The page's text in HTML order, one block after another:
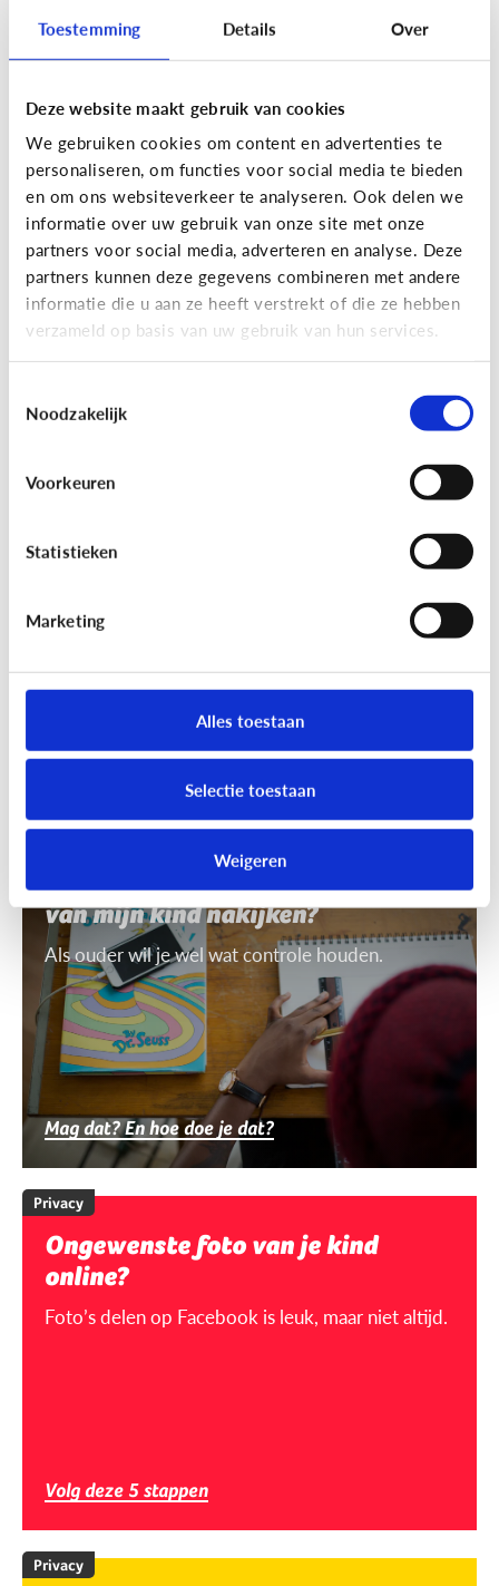
Toestemming Details Over
Deze website maakt gebruik van cookies
We gebruiken cookies om content en advertenties te
personaliseren, om functies voor social media te bieden
en om ons websiteverkeer te analyseren. Ook delen we
informatie over uw gebruik van onze site met onze
partners voor social media, adverteren en analyse. Deze
partners kunnen deze gegevens combineren met andere
informatie die u aan ze heeft verstrekt of die ze hebben
verzameld op basis van uw gebruik van hun services.
Noodzakelijk
Voorkeuren
Statistieken
Marketing
Alles toestaan
Selectie toestaan
Weigeren
Privacy
Moet ik aan mijn kind uitleggen
wat 'recht op afbeelding' is?
Staat jou kind stil bij het maken en verspreiden
van foto’s en filmpjes waar anderen op staan? Of
deelt jouw kind zomaar alles van iedereen op
Facebook of Snapchat?
Privacy
op afbeelding’ is
gebruiken. Daarvoor heb je toestemming nodig.
Mag ik de smartphone of tablet
van mijn kind nakijken?
Als ouder wil je wel wat controle houden.
Mag dat? En hoe doe je dat?
Privacy
Ongewenste foto van je kind
online?
Foto’s delen op Facebook is leuk, maar niet altijd.
Volg deze 5 stappen
Privacy